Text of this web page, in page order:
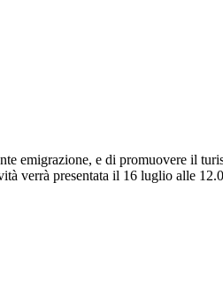
emigrazione, e di promuovere il
verrà presentata il 16 luglio alle